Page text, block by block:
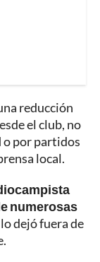
reducción
el club, no
o por partidos
local.
numerosas
dejó fuera de